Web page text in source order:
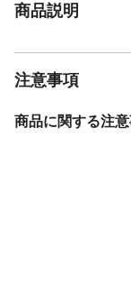
商品説明
注意事項
商品に関する注